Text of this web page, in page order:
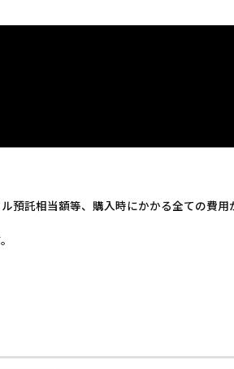
託相当額等、購入時にかかる全ての費用